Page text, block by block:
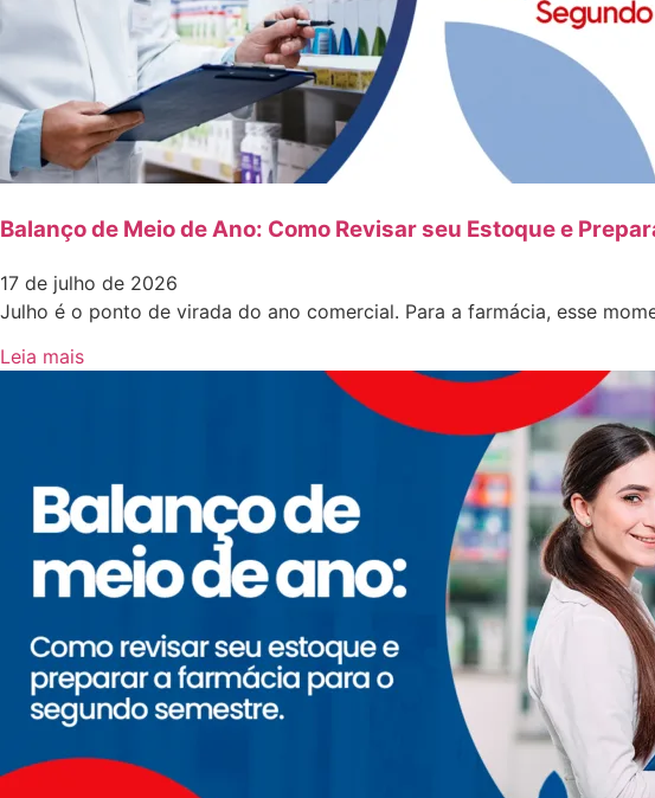
Balanço de Meio de Ano: Como Revisar seu Estoque e
17 de julho de 2026
Julho é o ponto de virada do ano comercial. Para a farmácia, esse
Leia mais